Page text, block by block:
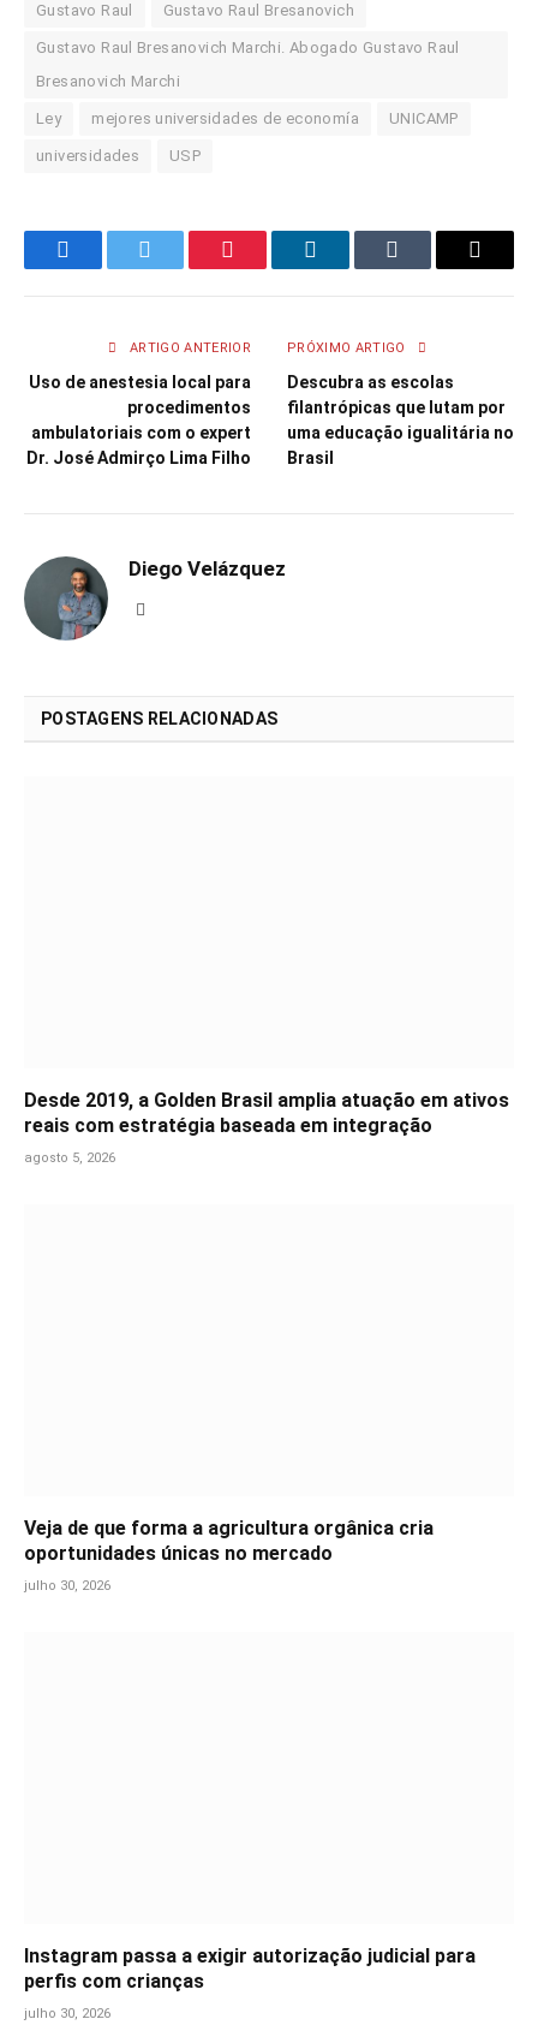
Gustavo Raul Gustavo Raul Bresanovich
Gustavo Raul Bresanovich Marchi. Abogado Gustavo Raul
Bresanovich Marchi
Ley mejores universidades de economía UNICAMP
universidades USP
FacebookTwitter Pinterest LinkedInTumblr Email
ARTIGO ANTERIOR
Uso de anestesia local para
procedimentos
ambulatoriais com o expert
Dr. José Admirço Lima Filho
PRÓXIMO ARTIGO
Descubra as escolas
filantrópicas que lutam por
uma educação igualitária no
Brasil
Diego Velázquez
POSTAGENS RELACIONADAS
Desde 2019, a Golden Brasil amplia atuação em ativos
reais com estratégia baseada em integração
agosto 5, 2026
Veja de que forma a agricultura orgânica cria
oportunidades únicas no mercado
julho 30, 2026
Instagram passa a exigir autorização judicial para
perfis com crianças
julho 30, 2026